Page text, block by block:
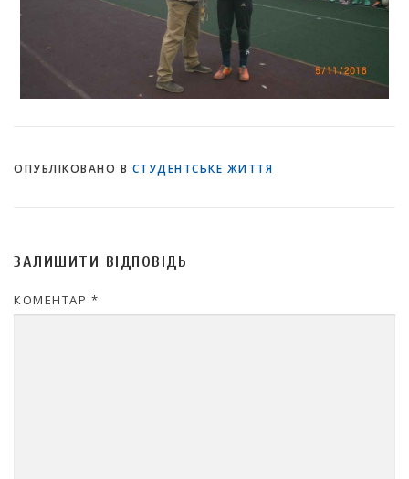
ОПУБЛІКОВАНО В СТУДЕНТСЬКЕ ЖИТТЯ
ЗАЛИШИТИ ВІДПОВІДЬ
КОМЕНТАР *